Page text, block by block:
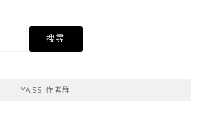
YASS 作者群